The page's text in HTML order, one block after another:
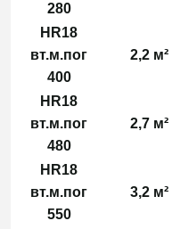
280
HR18
вт.м.пог
400
2,2 м²
HR18
вт.м.пог
480
2,7 м²
HR18
вт.м.пог
550
3,2 м²